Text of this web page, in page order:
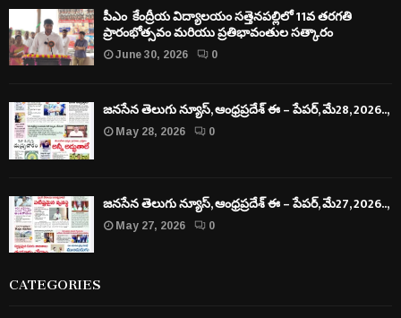
పీఎం కేంద్రీయ విద్యాలయం సత్తెనపల్లిలో 11వ తరగతి
ప్రారంభోత్సవం మరియు ప్రతిభావంతుల సత్కారం
June 30, 2026
0
జనసేన తెలుగు న్యూస్, ఆంధ్రప్రదేశ్ ఈ – పేపర్, మే28, 2026..,
May 28, 2026
0
జనసేన తెలుగు న్యూస్, ఆంధ్రప్రదేశ్ ఈ – పేపర్, మే27, 2026..,
May 27, 2026
0
CATEGORIES